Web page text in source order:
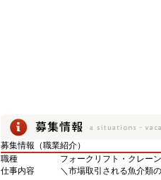
募集情報（職業紹介）
職種
フォークリフト・クレーン
仕事内容
＼市場取引される魚介類